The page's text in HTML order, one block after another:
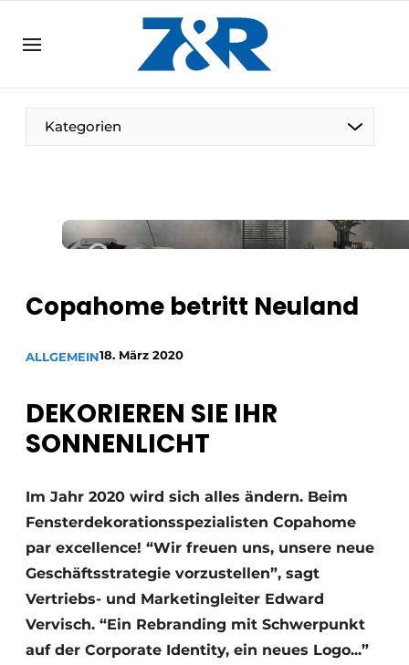
DE EN
DE
Kategorien
Copahome betritt Neuland
ALLGEMEIN18. März 2020
DEKORIEREN SIE IHR
SONNENLICHT
Im Jahr 2020 wird sich alles ändern. Beim
Fensterdekorationsspezialisten Copahome
par excellence! “Wir freuen uns, unsere neue
Geschäftsstrategie vorzustellen”, sagt
Vertriebs- und Marketingleiter Edward
Vervisch. “Ein Rebranding mit Schwerpunkt
auf der Corporate Identity, ein neues Logo...”